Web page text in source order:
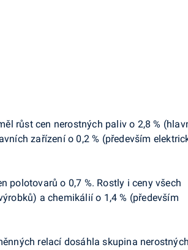
růst cen nerostných paliv o 2,8 %
zařízení o 0,2 % (především
polotovarů o 0,7 %. Rostly i ceny všech
a chemikálií o 1,4 % (především
relací dosáhla skupina